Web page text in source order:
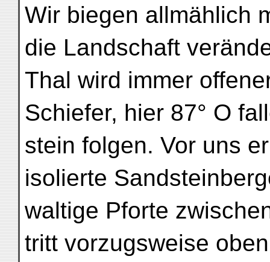
Wir biegen allmählich
die Landschaft
Thal wird immer
Schiefer, hier 87° O
stein folgen. Vor uns
isolierte
waltige Pforte
tritt vorzugsweise